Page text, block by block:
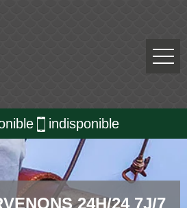
indisponible
24H/24 7J/7